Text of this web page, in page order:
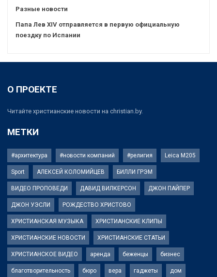
Разные новости
Папа Лев XIV отправляется в первую официальную
поездку по Испании
О ПРОЕКТЕ
Читайте христианские новости на christian.by.
МЕТКИ
#архитектура #новости компаний #религия Leica M205
Sport АЛЕКСЕЙ КОЛОМИЙЦЕВ БИЛЛИ ГРЭМ
ВИДЕО ПРОПОВЕДИ ДАВИД ВИЛКЕРСОН ДЖОН ПАЙПЕР
ДЖОН УЭСЛИ РОЖДЕСТВО ХРИСТОВО
ХРИСТИАНСКАЯ МУЗЫКА ХРИСТИАНСКИЕ КЛИПЫ
ХРИСТИАНСКИЕ НОВОСТИ ХРИСТИАНСКИЕ СТАТЬИ
ХРИСТИАНСКОЕ ВИДЕО аренда беженцы бизнес
благотворительность бюро вера гаджеты дом